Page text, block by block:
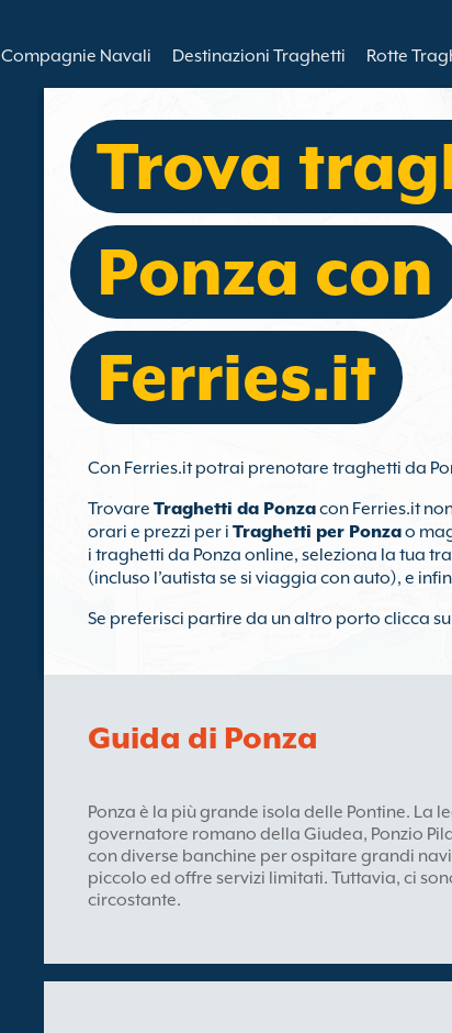
Compagnie Navali Destinazioni Traghetti Rotte
Trova
Ponza con
Ferries.it
Con Ferries.it potrai prenotare traghetti da
Trovare Traghetti da Ponzacon Ferries.it
orari e prezzi per i Traghetti per Ponzao
i traghetti da Ponza online, seleziona la tua
(incluso l’autista se si viaggia con auto), e
Se preferisci partire da un altro porto clicca
Guida di Ponza
Ponza è la più grande isola delle Pontine. La
governatore romano della Giudea, Ponzio
con diverse banchine per ospitare grandi
piccolo ed offre servizi limitati. Tuttavia, ci
circostante.